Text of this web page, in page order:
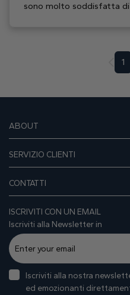
sono molto soddisfatta di
1
ABOUT
SERVIZIO CLIENTI
CONTATTI
ISCRIVITI CON UN EMAIL
Iscriviti alla Newsletter in
Iscriviti alla nostra
ed emozionanti